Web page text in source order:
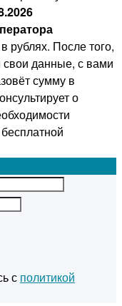
рублях. После того,
свои данные, с вами
сумму в
о
с политикой